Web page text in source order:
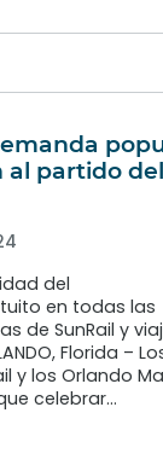
al partido del
del
en todas las
de SunRail y
Florida –
y los Orlando
celebrar…